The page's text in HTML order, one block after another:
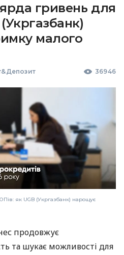
гривень для
малого
36946
як UGB (Укргазбанк) нарощує
продовжує
та шукає можливості для